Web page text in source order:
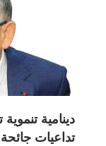
دينامية
تداعيات جائحة